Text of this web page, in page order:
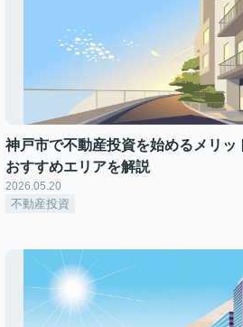
神戸市で不動産投資を始めるメリッ
おすすめエリアを解説
2026.05.20
不動産投資